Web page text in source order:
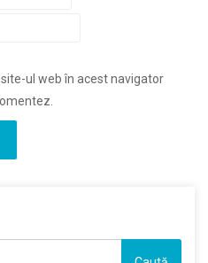
ul web în acest navigator